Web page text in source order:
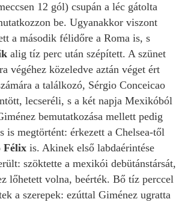
12 gól) csupán a léc gátolta
be. Ugyanakkor viszont
a második félidőre a Roma is, s
alig tíz perc után szépített. A szünet
végéhez közeledve aztán véget ért
a találkozó, Sérgio Conceicao
lecseréli, s a két napja Mexikóból
bemutatkozása mellett pedig
is megtörtént: érkezett a Chelsea-től
Félix is. Akinek első labdaérintése
szöktette a mexikói debütánstársát,
lőhetett volna, beérték. Bő tíz perccel
a szerepek: ezúttal Giménez ugratta